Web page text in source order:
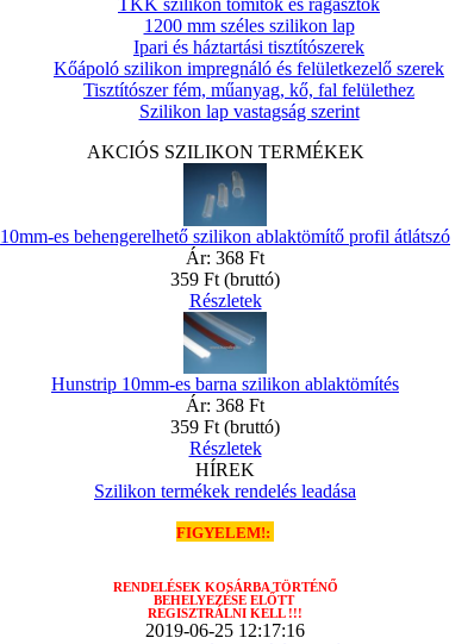
TKK szilikon tömítők és ragasztók
1200 mm széles szilikon lap
Ipari és háztartási tisztítószerek
Kőápoló szilikon impregnáló és felületkezelő szerek
Tisztítószer fém, műanyag, kő, fal felülethez
Szilikon lap vastagság szerint
AKCIÓS SZILIKON TERMÉKEK
10mm-es behengerelhető szilikon ablaktömítő profil átlátszó
Ár: 368 Ft
359 Ft (bruttó)
Részletek
Hunstrip 10mm-es barna szilikon ablaktömítés
Ár: 368 Ft
359 Ft (bruttó)
Részletek
HÍREK
Szilikon termékek rendelés leadása
FIGYELEM!:
RENDELÉSEK KOSÁRBA TÖRTÉNŐ
BEHELYEZÉSE ELŐTT
REGISZTRÁLNI KELL !!!
2019-06-25 12:17:16